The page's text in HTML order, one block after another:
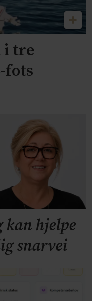
i tre
fots
kan hjelpe
snarvei